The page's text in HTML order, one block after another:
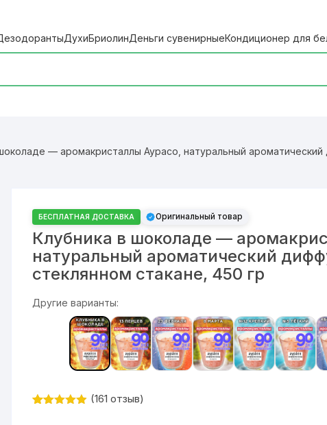
ДухиБриолинДеньги сувенирныеКондиционер для
— аромакристаллы Аурасо, натуральный ароматический
БЕСПЛАТНАЯ ДОСТАВКА Оригинальный товар
Клубника в шоколаде —
натуральный ароматический
стеклянном стакане, 450 гр
Другие варианты:
(161 отзыв)